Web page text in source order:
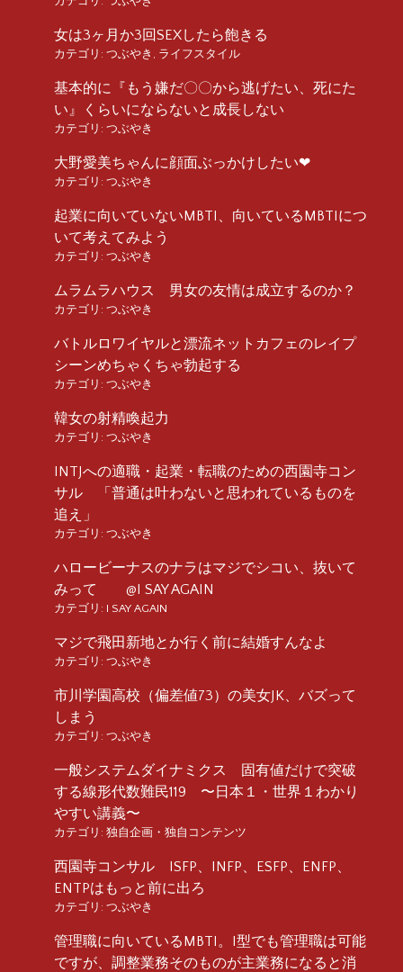
女は3ヶ月か3回SEXしたら飽きる
カテゴリ: つぶやき , ライフスタイル
基本的に『もう嫌だ〇〇から逃げたい、死にた
い』くらいにならないと成長しない
カテゴリ: つぶやき
大野愛美ちゃんに顔面ぶっかけしたい❤︎
カテゴリ: つぶやき
起業に向いていないMBTI、向いているMBTIにつ
いて考えてみよう
カテゴリ: つぶやき
ムラムラハウス 男女の友情は成立するのか？
カテゴリ: つぶやき
バトルロワイヤルと漂流ネットカフェのレイプ
シーンめちゃくちゃ勃起する
カテゴリ: つぶやき
韓女の射精喚起力
カテゴリ: つぶやき
INTJへの適職・起業・転職のための西園寺コン
サル 「普通は叶わないと思われているものを
追え」
カテゴリ: つぶやき
ハロービーナスのナラはマジでシコい、抜いて
みって @I SAY AGAIN
カテゴリ: I SAY AGAIN
マジで飛田新地とか行く前に結婚すんなよ
カテゴリ: つぶやき
市川学園高校（偏差値73）の美女JK、バズって
しまう
カテゴリ: つぶやき
一般システムダイナミクス 固有値だけで突破
する線形代数難民119 〜日本１・世界１わかり
やすい講義〜
カテゴリ: 独自企画・独自コンテンツ
西園寺コンサル ISFP、INFP、ESFP、ENFP、
ENTPはもっと前に出ろ
カテゴリ: つぶやき
管理職に向いているMBTI。I型でも管理職は可能
ですが、調整業務そのものが主業務になると消